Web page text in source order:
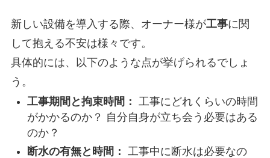
新しい設備を導入する際、オーナー様が工事に関
して抱える不安は様々です。
具体的には、以下のような点が挙げられるでしょ
う。
工事期間と拘束時間： 工事にどれくらいの時間
がかかるのか？ 自分自身が立ち会う必要はある
のか？
断水の有無と時間：
工事中に断水は必要なの